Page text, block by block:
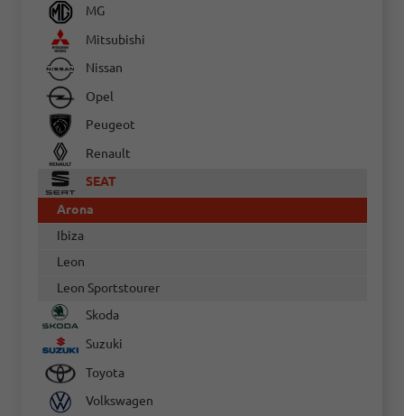
MG
Mitsubishi
Nissan
Opel
Peugeot
Renault
SEAT
Arona
Ibiza
Leon
Leon Sportstourer
Skoda
Suzuki
Toyota
Volkswagen